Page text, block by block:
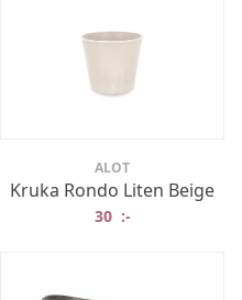
ALOT
Kruka Rondo Liten Beige
30 :-